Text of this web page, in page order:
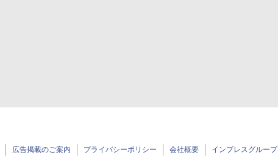
広告掲載のご案内 プライバシーポリシー 会社概要 インプレスグループ